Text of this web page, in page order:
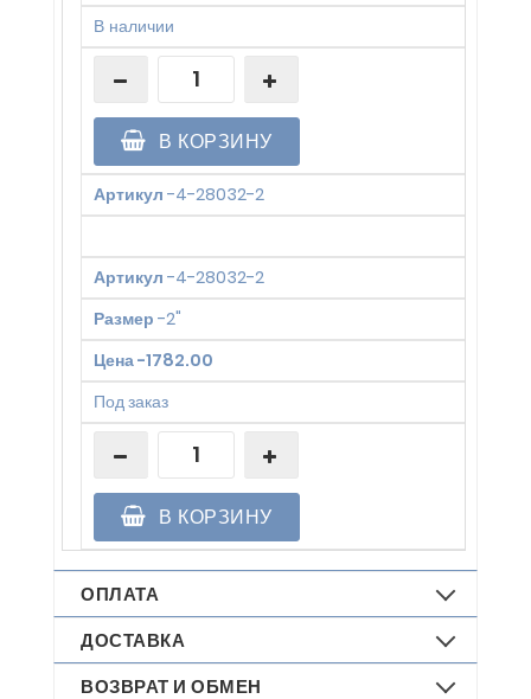
В наличии
В КОРЗИНУ
Артикул -4-28032-2
Артикул -4-28032-2
Размер -2"
Цена-1782.00
Под заказ
В КОРЗИНУ
ОПЛАТА
ДОСТАВКА
ВОЗВРАТ И ОБМЕН